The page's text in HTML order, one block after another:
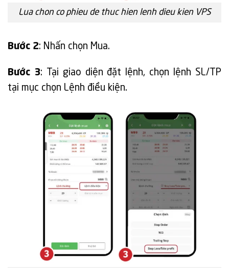
Lua chon co phieu de thuc hien lenh dieu kien VPS
Bước 2: Nhấn chọn Mua.
Bước 3: Tại giao diện đặt lệnh, chọn lệnh SL/TP
tại mục chọn Lệnh điều kiện.